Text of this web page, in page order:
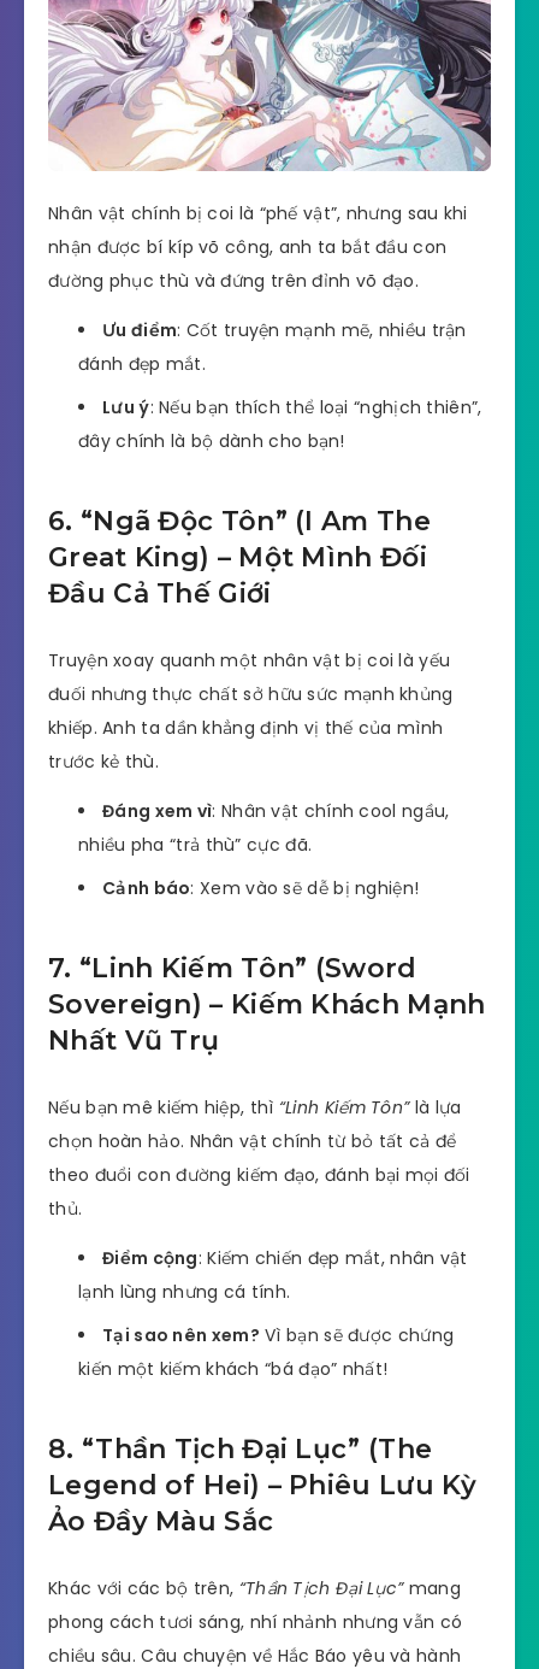
Nhân vật chính bị coi là “phế vật”, nhưng sau khi
nhận được bí kíp võ công, anh ta bắt đầu con
đường phục thù và đứng trên đỉnh võ đạo.
Ưu điểm: Cốt truyện mạnh mẽ, nhiều trận
đánh đẹp mắt.
Lưu ý: Nếu bạn thích thể loại “nghịch thiên”,
đây chính là bộ dành cho bạn!
6. “Ngã Độc Tôn” (I Am The
Great King) – Một Mình Đối
Đầu Cả Thế Giới
Truyện xoay quanh một nhân vật bị coi là yếu
đuối nhưng thực chất sở hữu sức mạnh khủng
khiếp. Anh ta dần khẳng định vị thế của mình
trước kẻ thù.
Đáng xem vì: Nhân vật chính cool ngầu,
nhiều pha “trả thù” cực đã.
Cảnh báo: Xem vào sẽ dễ bị nghiện!
7. “Linh Kiếm Tôn” (Sword
Sovereign) – Kiếm Khách Mạnh
Nhất Vũ Trụ
Nếu bạn mê kiếm hiệp, thì “Linh Kiếm Tôn”là lựa
chọn hoàn hảo. Nhân vật chính từ bỏ tất cả để
theo đuổi con đường kiếm đạo, đánh bại mọi đối
thủ.
Điểm cộng: Kiếm chiến đẹp mắt, nhân vật
lạnh lùng nhưng cá tính.
Tại sao nên xem? Vì bạn sẽ được chứng
kiến một kiếm khách “bá đạo” nhất!
8. “Thần Tịch Đại Lục” (The
Legend of Hei) – Phiêu Lưu Kỳ
Ảo Đầy Màu Sắc
Khác với các bộ trên, “Thần Tịch Đại Lục”mang
phong cách tươi sáng, nhí nhảnh nhưng vẫn có
chiều sâu. Câu chuyện về Hắc Báo yêu và hành